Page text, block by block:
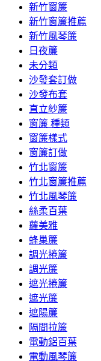
新竹窗簾
新竹窗簾推薦
新竹風琴簾
日夜簾
未分類
沙發套訂做
沙發布套
直立紗簾
窗簾 種類
窗簾樣式
窗簾訂做
竹北窗簾
竹北窗簾推薦
竹北風琴簾
絲柔百葉
蘿美雅
蜂巢簾
調光捲簾
調光簾
遮光捲簾
遮光簾
遮陽簾
隔間拉簾
電動鋁百葉
電動風琴簾